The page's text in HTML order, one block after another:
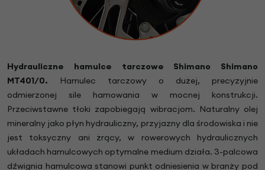
Hydrauliczne hamulce tarczowe Shimano Shimano
MT401/0.
Hamulec tarczowy o dużej, precyzyjnie
odmierzonej sile hamowania w mocnej konstrukcji.
Przeciwstawne tłoki zapobiegają wibracjom. Naturalny olej
mineralny jako płyn hydrauliczny, przyjazny dla środowiska i nie
jest toksyczny ani żrący, w rowerowych hydraulicznych
układach hamulcowych optymalne medium działa. 3-palcowa
dźwignia hamulcowa stanowi punkt odniesienia w branży pod